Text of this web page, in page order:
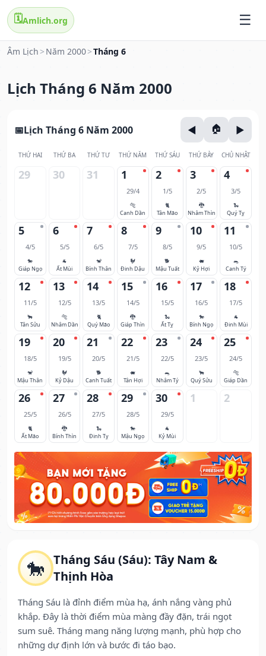
🗓️Amlich.org
Âm Lịch > Năm 2000>Tháng 6
Lịch Tháng 6 Năm 2000
🐎 Tháng Sáu (Sáu): Tây Nam &
Thịnh Hòa
Tháng Sáu là đỉnh điểm mùa hạ, ánh nắng vàng phủ
khắp. Đây là thời điểm mùa màng đầy đặn, trái ngọt
sum suê. Tháng mang năng lượng mạnh, phù hợp cho
những dự định lớn và bước đi táo bạo.
Lịch Tháng 6 Năm 2000
THỨ HAI THỨ BA THỨ TƯ THỨ NĂM THỨ SÁU THỨ BẢY CHỦ NHẬT
29 30 31 1
29/4
🐅
Canh Dần
2
1/5
🐈
Tân Mão
3
2/5
🐉
Nhâm Thìn
4
3/5
🐍
Quý Tỵ
5
4/5
🐎
Giáp Ngọ
6
5/5
🐐
Ất Mùi
7
6/5
🐒
Bính Thân
8
7/5
🐓
Đinh Dậu
9
8/5
🐕
Mậu Tuất
10
9/5
🐖
Kỷ Hợi
11
10/5
🐀
Canh Tý
12
11/5
🐂
Tân Sửu
13
12/5
🐅
Nhâm Dần
14
13/5
🐈
Quý Mão
15
14/5
🐉
Giáp Thìn
16
15/5
🐍
Ất Tỵ
17
16/5
🐎
Bính Ngọ
18
17/5
🐐
Đinh Mùi
19
18/5
🐒
Mậu Thân
20
19/5
🐓
Kỷ Dậu
21
20/5
🐕
Canh Tuất
22
21/5
🐖
Tân Hợi
23
22/5
🐀
Nhâm Tý
24
23/5
🐂
Quý Sửu
25
24/5
🐅
Giáp Dần
26
25/5
🐈
Ất Mão
27
26/5
🐉
Bính Thìn
28
27/5
🐍
Đinh Tỵ
29
28/5
🐎
Mậu Ngọ
30
29/5
🐐
Kỷ Mùi
1 2